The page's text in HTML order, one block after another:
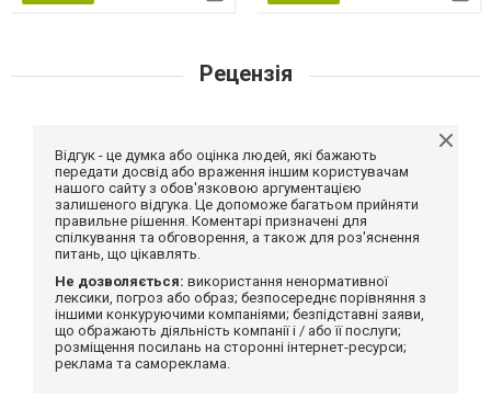
Рецензія
Відгук - це думка або оцінка людей, які бажають
передати досвід або враження іншим користувачам
нашого сайту з обов'язковою аргументацією
залишеного відгука. Це допоможе багатьом прийняти
правильне рішення. Коментарі призначені для
спілкування та обговорення, а також для роз'яснення
питань, що цікавлять.
Не дозволяється: використання ненормативної
лексики, погроз або образ; безпосереднє порівняння з
іншими конкуруючими компаніями; безпідставні заяви,
що ображають діяльність компанії і / або її послуги;
розміщення посилань на сторонні інтернет-ресурси;
реклама та самореклама.